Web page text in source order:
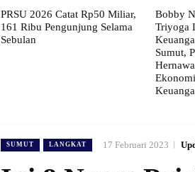
PRSU 2026 Catat Rp50 Miliar,
161 Ribu Pengunjung Selama
Sebulan
Bobby
Triyoga
Sumut,
SUMUT LANGKAT 17 Februari 2023